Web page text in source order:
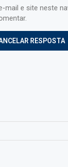
mail e site neste